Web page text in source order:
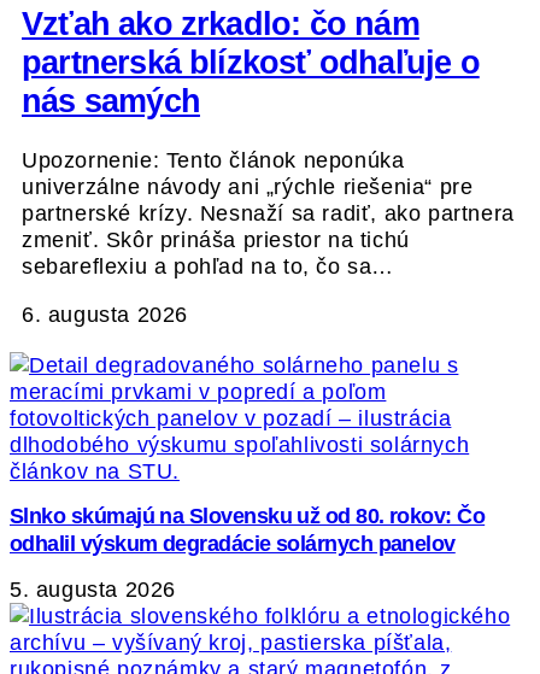
Vzťah ako zrkadlo: čo nám
partnerská blízkosť odhaľuje o
nás samých
Upozornenie: Tento článok neponúka
univerzálne návody ani „rýchle riešenia“ pre
partnerské krízy. Nesnaží sa radiť, ako partnera
zmeniť. Skôr prináša priestor na tichú
sebareflexiu a pohľad na to, čo sa…
6. augusta 2026
Slnko skúmajú na Slovensku už od 80. rokov: Čo
odhalil výskum degradácie solárnych panelov
5. augusta 2026